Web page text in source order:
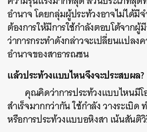
อำนาจ โดยกลุ่มผู้ประท้วงอาจไม่ได้
ต้องการให้มีการใช้กำลังตอบโต้จากผู้
ว่าการกระทำดังกล่าวจะเปลี่ยนแปล
อำนาจของสาธารณชน
แล้วประท้วงแบบไหนจึงจะประสบผล?
คุณคิดว่าการประท้วงแบบไหนมี
สำเร็จมากกว่ากัน ใช้กำลัง วางระเบิ
หรือการประท้วงแบบอหิงสา เน้นสันติ